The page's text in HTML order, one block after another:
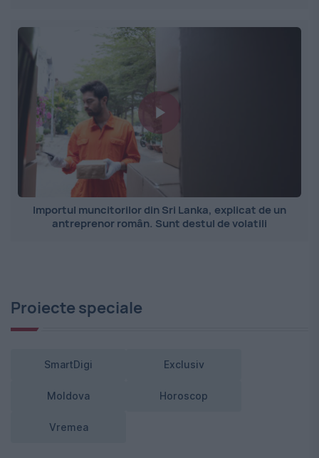
Importul muncitorilor din Sri Lanka, explicat de un
antreprenor român. Sunt destul de volatili
Proiecte speciale
SmartDigi Exclusiv
Moldova Horoscop
Vremea